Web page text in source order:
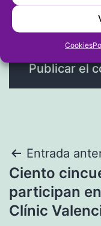
Cookies
de
entradas
Entrada
Ciento
participan
Clínic